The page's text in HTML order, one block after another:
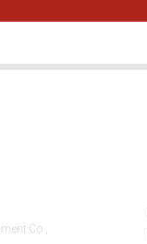
Co.,